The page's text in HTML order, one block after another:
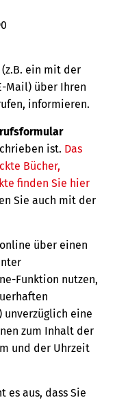
ein mit der
Mail) über Ihren
informieren.
ist. Das
Bücher,
finden Sie hier
Sie auch mit der
über einen
Funktion nutzen,
unverzüglich eine
zum Inhalt der
und der Uhrzeit
es aus, dass Sie